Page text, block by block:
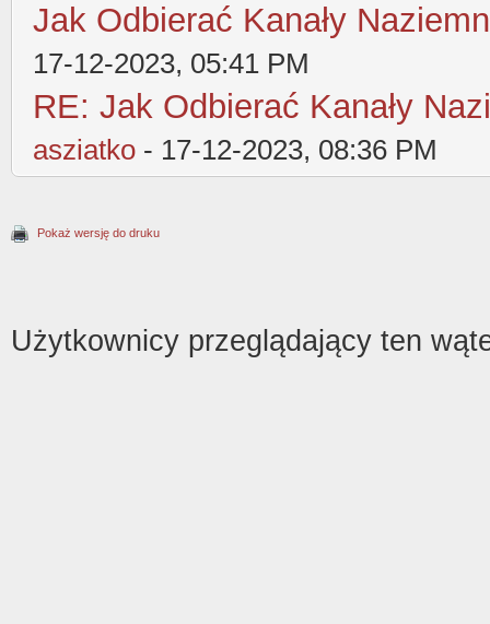
Jak Odbierać Kanały
17-12-2023, 05:41 PM
RE: Jak Odbierać Kanały
asziatko - 17-12-2023, 08:36 PM
Pokaż wersję do druku
Użytkownicy przeglądający ten